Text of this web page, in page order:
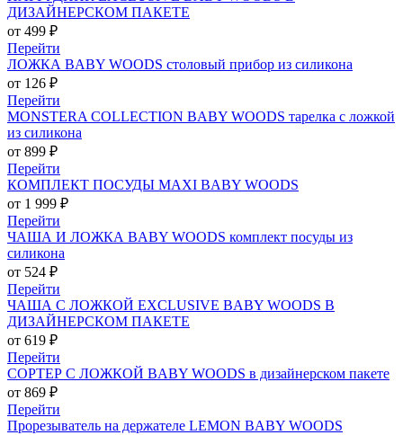
ДИЗАЙНЕРСКОМ ПАКЕТЕ
от 499 ₽
Перейти
ЛОЖКА BABY WOODS столовый прибор из силикона
от 126 ₽
Перейти
MONSTERA COLLECTION BABY WOODS тарелка с ложкой
из силикона
от 899 ₽
Перейти
КОМПЛЕКТ ПОСУДЫ MAXI BABY WOODS
от 1 999 ₽
Перейти
ЧАША И ЛОЖКА BABY WOODS комплект посуды из
силикона
от 524 ₽
Перейти
ЧАША С ЛОЖКОЙ EXCLUSIVE BABY WOODS В
ДИЗАЙНЕРСКОМ ПАКЕТЕ
от 619 ₽
Перейти
СОРТЕР С ЛОЖКОЙ BABY WOODS в дизайнерском пакете
от 869 ₽
Перейти
Прорезыватель на держателе LEMON BABY WOODS